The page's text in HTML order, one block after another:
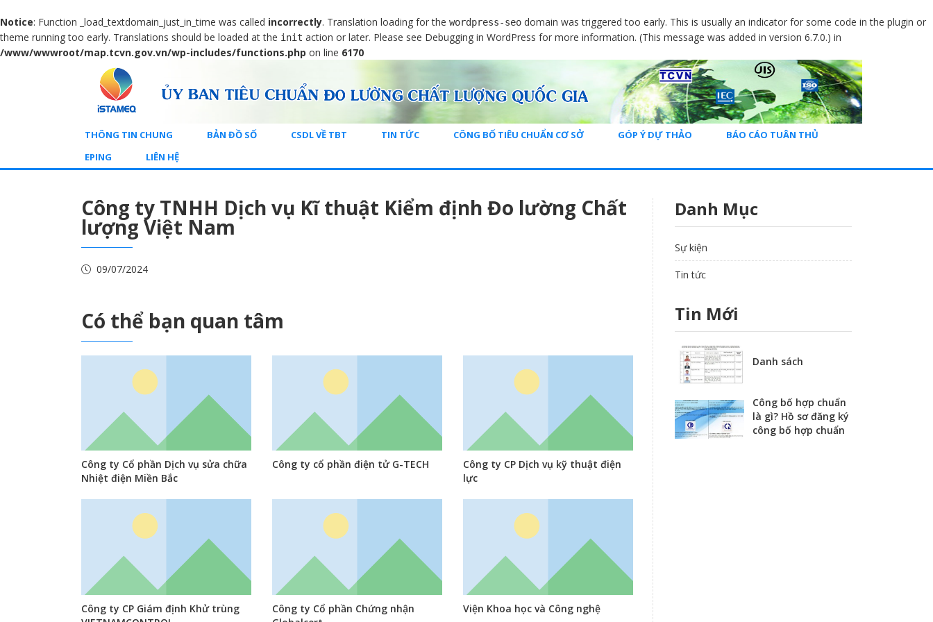
Notice: Function _load_textdomain_just_in_time was called incorrectly. Translation loading for the wordpress-seo domain was triggered too early. This is usually an indicator for some code in the plugin or
theme running too early. Translations should be loaded at the init action or later. Please see Debugging in WordPress for more information. (This message was added in version 6.7.0.) in
/www/wwwroot/map.tcvn.gov.vn/wp-includes/functions.php on line 6170
THÔNG TIN CHUNG BẢN ĐỒ SỐ CSDL VỀ TBT TIN TỨC CÔNG BỐ TIÊU CHUẨN CƠ SỞ GÓP Ý DỰ THẢO
BÁO CÁO TUÂN THỦ
EPING
LIÊN HỆ
Công ty TNHH Dịch vụ Kĩ thuật Kiểm định Đo lường Chất
lượng Việt Nam
09/07/2024
Có thể bạn quan tâm
Công ty Cổ phần Dịch vụ sửa chữa
Nhiệt điện Miền Bắc
Công ty cổ phần điện tử G-TECH
Công ty CP Dịch vụ kỹ thuật điện
lực
Công ty CP Giám định Khử trùng
Công ty Cổ phần Chứng nhận
Viện Khoa học và Công nghệ
Danh Mục
Sự kiện
Tin tức
Tin Mới
Danh sách
Công bố hợp chuẩn
là gì? Hồ sơ đăng ký
công bố hợp chuẩn